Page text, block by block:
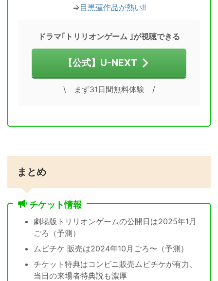
⇒目黒蓮作品が熱い!!
ドラマ｢トリリオンゲーム ｣が視聴できる
【公式】U-NEXT
\ まず31日間無料体験 /
まとめ
チケット情報
劇場版トリリオンゲームの公開日は2025年1月
ごろ（予測）
ムビチケ 販売は2024年10月ごろ〜（予測）
チケット特典はコンビニ販売ムビチケが有力、
当日の来場者特典説も濃厚